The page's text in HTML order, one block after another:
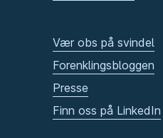
Vær obs på svindel
Forenklingsbloggen
Presse
Finn oss på LinkedIn